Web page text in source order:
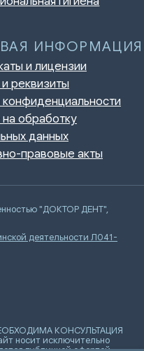
"ДОКТОР ДЕНТ",
деятельности Л041-
КОНСУЛЬТАЦИЯ
носит исключительно